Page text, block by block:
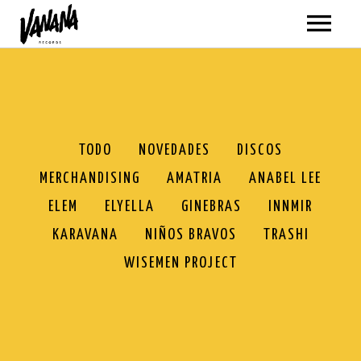
VER TODO
AMATRIA
BLACKPANDA
VÍDEOS
TODOS
AMATRIA
ANABEL LEE
SOBRE NOSOTROS
TIENDA
TODO NOVEDADES
DISCOS
MERCHANDISING
AMATRIA
ANABEL LEE
ELEM
ELYELLA GINEBRAS
INNMIR
KARAVANA
NIÑOS BRAVOS
TRASHI
WISEMEN PROJECT